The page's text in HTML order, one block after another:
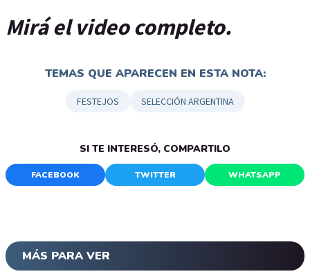
Mirá el video completo.
TEMAS QUE APARECEN EN ESTA NOTA:
FESTEJOS SELECCIÓN ARGENTINA
SI TE INTERESÓ, COMPARTILO
FACEBOOK TWITTER WHATSAPP
MÁS PARA VER